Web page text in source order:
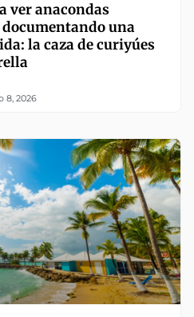
ver anacondas
una
la caza de curiyúes
8, 2026